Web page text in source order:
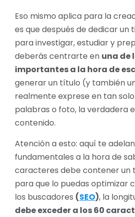
Eso mismo aplica para la
es que después de dedicar un
para investigar, estudiar y
deberás centrarte en una de
importantes a la hora de
generar un título (y también
realmente exprese en tan
palabras o foto, la verdadera
contenido.
Atención a esto: aquí te
fundamentales a la hora de
caracteres debe contener un
para que lo puedas optimizar
los buscadores (SEO), la
debe exceder a los 60